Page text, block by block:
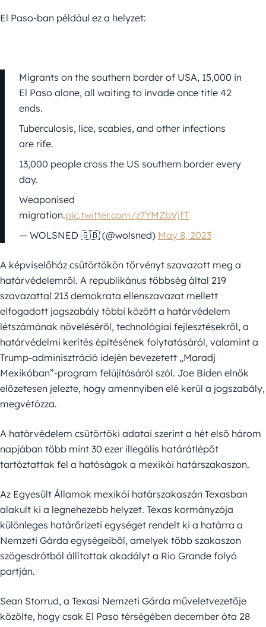
El Paso-ban például ez a helyzet:
Migrants on the southern border of USA, 15,000 in
El Paso alone, all waiting to invade once title 42
ends.
Tuberculosis, lice, scabies, and other infections
are rife.
13,000 people cross the US southern border every
day.
Weaponised
migration.pic.twitter.com/z7YMZbVjfT
— WOLSNED 🇬🇧 (@wolsned) May 8, 2023
A képviselőház csütörtökön törvényt szavazott meg a
határvédelemről. A republikánus többség által 219
szavazattal 213 demokrata ellenszavazat mellett
elfogadott jogszabály többi között a határvédelem
létszámának növeléséről, technológiai fejlesztésekről, a
határvédelmi kerítés építésének folytatásáról, valamint a
Trump-adminisztráció idején bevezetett „Maradj
Mexikóban”-program felújításáról szól. Joe Biden elnök
előzetesen jelezte, hogy amennyiben elé kerül a jogszabály,
megvétózza.
A határvédelem csütörtöki adatai szerint a hét első három
napjában több mint 30 ezer illegális határátlépőt
tartóztattak fel a hatóságok a mexikói határszakaszon.
Az Egyesült Államok mexikói határszakaszán Texasban
alakult ki a legnehezebb helyzet. Texas kormányzója
különleges határőrizeti egységet rendelt ki a határra a
Nemzeti Gárda egységeiből, amelyek több szakaszon
szögesdrótból állítottak akadályt a Rio Grande folyó
partján.
Sean Storrud, a Texasi Nemzeti Gárda műveletvezetője
közölte, hogy csak El Paso térségében december óta 28